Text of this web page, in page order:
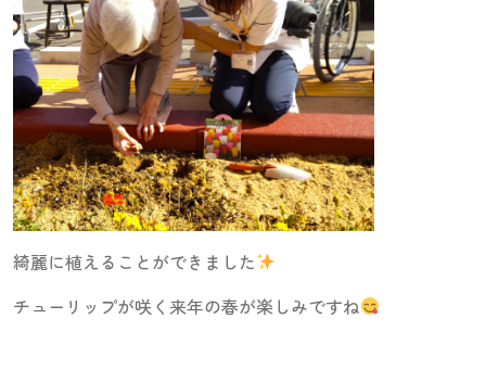
綺麗に植えることができました
チューリップが咲く来年の春が楽しみですね